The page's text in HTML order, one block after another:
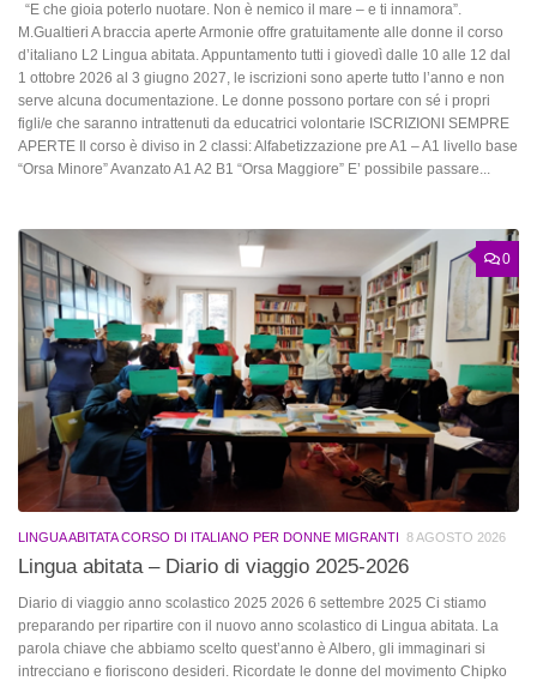
“E che gioia poterlo nuotare. Non è nemico il mare – e ti innamora”.
M.Gualtieri A braccia aperte Armonie offre gratuitamente alle donne il corso
d’italiano L2 Lingua abitata. Appuntamento tutti i giovedì dalle 10 alle 12 dal
1 ottobre 2026 al 3 giugno 2027, le iscrizioni sono aperte tutto l’anno e non
serve alcuna documentazione. Le donne possono portare con sé i propri
figli/e che saranno intrattenuti da educatrici volontarie ISCRIZIONI SEMPRE
APERTE Il corso è diviso in 2 classi: Alfabetizzazione pre A1 – A1 livello base
“Orsa Minore” Avanzato A1 A2 B1 “Orsa Maggiore” E’ possibile passare...
0
LINGUA ABITATA CORSO DI ITALIANO PER DONNE MIGRANTI 8 AGOSTO 2026
Lingua abitata – Diario di viaggio 2025-2026
Diario di viaggio anno scolastico 2025 2026 6 settembre 2025 Ci stiamo
preparando per ripartire con il nuovo anno scolastico di Lingua abitata. La
parola chiave che abbiamo scelto quest’anno è Albero, gli immaginari si
intrecciano e fioriscono desideri. Ricordate le donne del movimento Chipko